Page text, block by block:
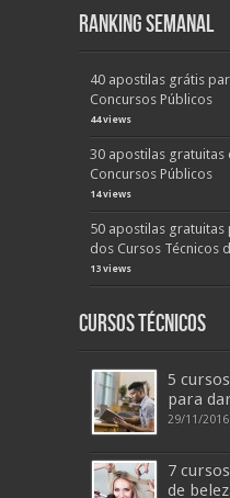
Ranking Semanal
40 apostilas grátis
Concursos Públicos
44 views
30 apostilas gratuitas
Concursos Públicos
14 views
50 apostilas
dos Cursos Técnicos
13 views
Cursos Técnicos
5
para
29/11/2016
7
de